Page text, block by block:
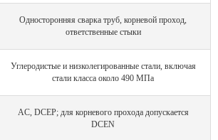
Односторонняя сварка труб, корневой проход,
ответственные стыки
Углеродистые и низколегированные стали, включая
стали класса около 490 МПа
AC, DCEP; для корневого прохода допускается
DCEN